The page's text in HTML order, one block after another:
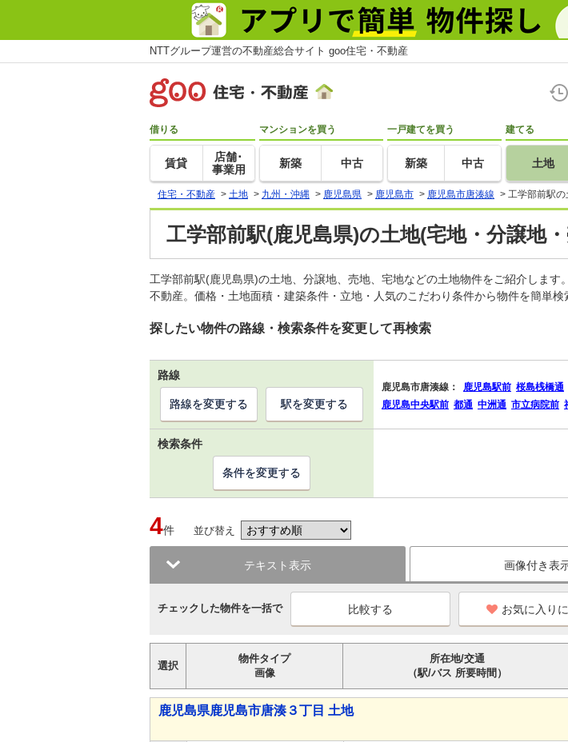
NTTグループ運営の不動産総合サイト goo住宅・不動産
借りる
賃貸
店舗･
事業用
マンションを買う
新築 中古
一戸建てを買う
新築 中古
建てる
土地
住宅・不動産 > 土地 > 九州・沖縄 > 鹿児島県 > 鹿児島市 > 鹿児島市唐湊線 > 工学部前駅
工学部前駅(鹿児島県)の土地(宅地・分譲地
工学部前駅(鹿児島県)の土地、分譲地、売地、宅地などの土地物件をご紹介しま
不動産。価格・土地面積・建築条件・立地・人気のこだわり条件から物件を簡単
探したい物件の路線・検索条件を変更して再検索
路線
鹿児島市唐湊線： 鹿児島駅前 桜島桟橋通
鹿児島中央駅前 都通 中洲通 市立病院前
路線を変更する 駅を変更する
検索条件
条件を変更する
4件 並び替え
テキスト表示 画像付き表
チェックした物件を一括で お気に入り
選択
物件タイプ
画像
所在地/交通
（駅/バス 所要時間）
鹿児島県鹿児島市唐湊３丁目 土地